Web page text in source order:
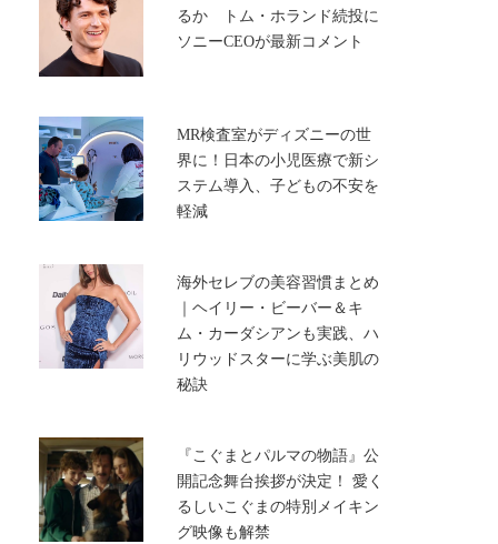
るか トム・ホランド続投に
ソニーCEOが最新コメント
MR検査室がディズニーの世
界に！日本の小児医療で新シ
ステム導入、子どもの不安を
軽減
海外セレブの美容習慣まとめ
｜ヘイリー・ビーバー＆キ
ム・カーダシアンも実践、ハ
リウッドスターに学ぶ美肌の
秘訣
『こぐまとパルマの物語』公
開記念舞台挨拶が決定！ 愛く
るしいこぐまの特別メイキン
グ映像も解禁